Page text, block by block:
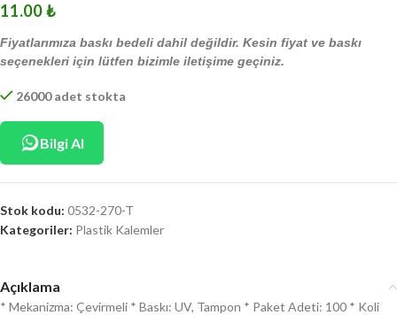
11.00₺
Fiyatlarımıza baskı bedeli dahil değildir. Kesin fiyat ve baskı
seçenekleri için lütfen bizimle iletişime geçiniz.
26000 adet stokta
Bilgi Al
Stok kodu: 0532-270-T
Kategoriler: Plastik Kalemler
Açıklama
* Mekanizma: Çevirmeli * Baskı: UV, Tampon * Paket Adeti: 100 * Koli